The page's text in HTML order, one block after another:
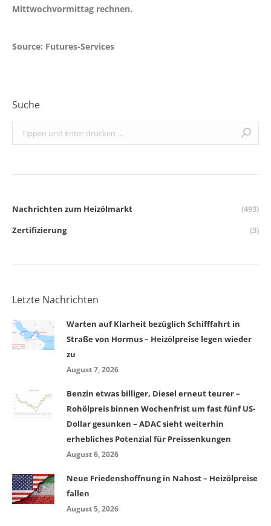
Mittwochvormittag rechnen.
Source: Futures-Services
Suche
Search:
Nachrichten zum Heizölmarkt
(493)
Zertifizierung
(3)
Letzte Nachrichten
Warten auf Klarheit bezüglich Schifffahrt in
Straße von Hormus – Heizölpreise legen wieder
zu
August 7, 2026
Benzin etwas billiger, Diesel erneut teurer –
Rohölpreis binnen Wochenfrist um fast fünf US-
Dollar gesunken – ADAC sieht weiterhin
erhebliches Potenzial für Preissenkungen
August 6, 2026
Neue Friedenshoffnung in Nahost – Heizölpreise
fallen
August 5, 2026